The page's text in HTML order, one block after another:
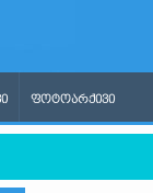
ᲤᲝᲢᲝᲐᲠᲥᲘᲕᲘ